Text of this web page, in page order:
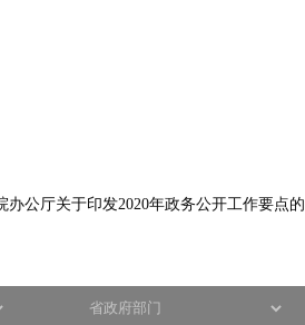
办公厅关于印发2020年政务公开工作要点